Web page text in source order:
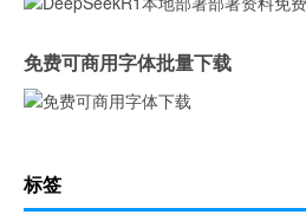
免费可商用字体批量下载
标签